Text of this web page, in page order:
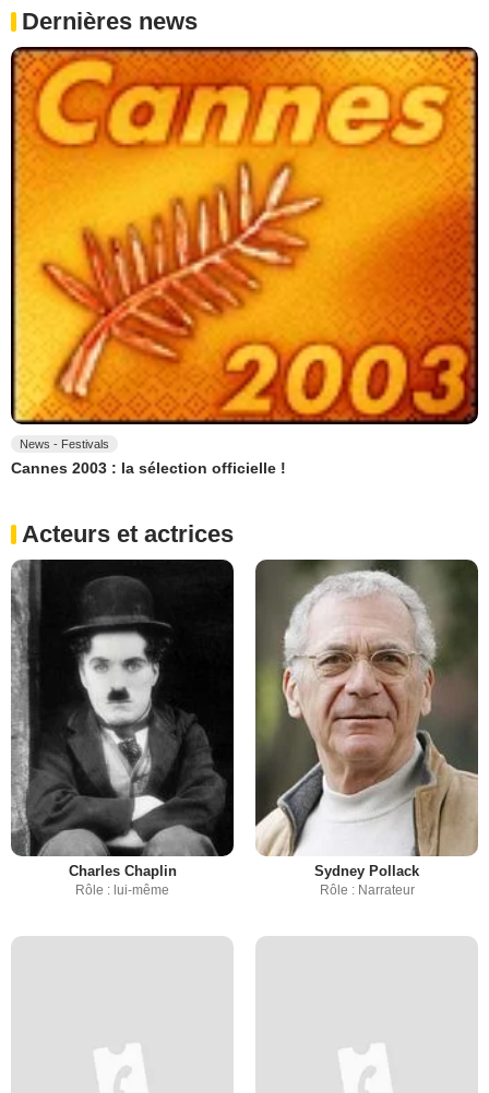
Dernières news
News - Festivals
Cannes 2003 : la sélection officielle !
Acteurs et actrices
Charles Chaplin
Rôle : lui-même
Sydney Pollack
Rôle : Narrateur